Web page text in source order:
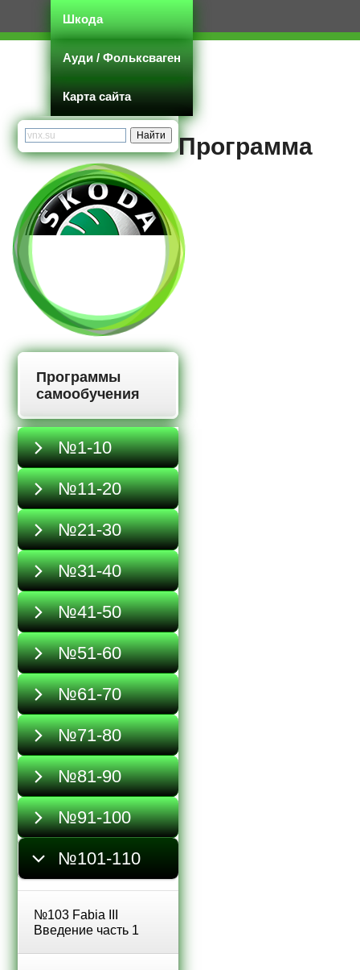
Шкода
Ауди / Фольксваген
Карта сайта
Программы
самообучения
№1-10
№11-20
№21-30
№31-40
№41-50
№51-60
№61-70
№71-80
№81-90
№91-100
№101-110
№103 Fabia III
Введение часть 1
Программа